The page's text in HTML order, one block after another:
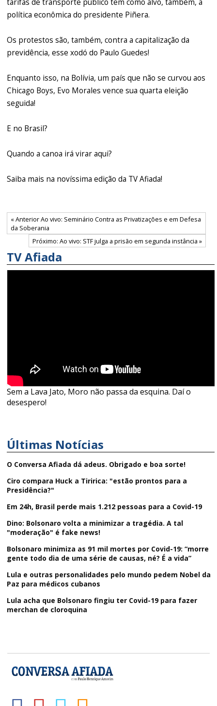
tarifas de transporte público tem como alvo, também, a
política econômica do presidente Piñera.
Os protestos são, também, contra a capitalização da
previdência, esse xodó do Paulo Guedes!
Enquanto isso, na Bolívia, um país que não se curvou aos
Chicago Boys, Evo Morales vence sua quarta eleição
seguida!
E no Brasil?
Quando a canoa irá virar aqui?
Saiba mais na novíssima edição da TV Afiada!
« Anterior Ao vivo: Seminário Contra as Privatizações e em Defesa
da Soberania
Próximo: Ao vivo: STF julga a prisão em segunda instância »
TV Afiada
Sem a Lava Jato, Moro não passa da esquina. Daí o
desespero!
Últimas Notícias
O Conversa Afiada dá adeus. Obrigado e boa sorte!
Ciro compara Huck a Tiririca: "estão prontos para a
Presidência?"
Em 24h, Brasil perde mais 1.212 pessoas para a Covid-19
Dino: Bolsonaro volta a minimizar a tragédia. A tal
"moderação" é fake news!
Bolsonaro minimiza as 91 mil mortes por Covid-19: “morre
gente todo dia de uma série de causas, né? É a vida”
Lula e outras personalidades pelo mundo pedem Nobel da
Paz para médicos cubanos
Lula acha que Bolsonaro fingiu ter Covid-19 para fazer
merchan de cloroquina